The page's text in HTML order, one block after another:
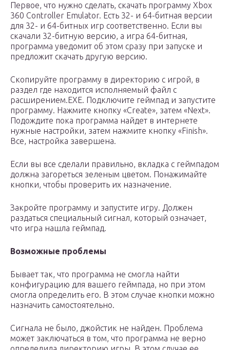
Первое, что нужно сделать, скачать программу Xbox
360 Controller Emulator. Есть 32- и 64-битная версии
для 32- и 64-битных игр соответственно. Если вы
скачали 32-битную версию, а игра 64-битная,
программа уведомит об этом сразу при запуске и
предложит скачать другую версию.
Скопируйте программу в директорию с игрой, в
раздел где находится исполняемый файл с
расширением.EXE. Подключите геймпад и запустите
программу. Нажмите кнопку «Create», затем «Next».
Подождите пока программа найдет в интернете
нужные настройки, затем нажмите кнопку «Finish».
Все, настройка завершена.
Если вы все сделали правильно, вкладка с геймпадом
должна загореться зеленым цветом. Понажимайте
кнопки, чтобы проверить их назначение.
Закройте программу и запустите игру. Должен
раздаться специальный сигнал, который означает,
что игра нашла геймпад.
Возможные проблемы
Бывает так, что программа не смогла найти
конфигурацию для вашего геймпада, но при этом
смогла определить его. В этом случае кнопки можно
назначить самостоятельно.
Сигнала не было, джойстик не найден. Проблема
может заключаться в том, что программа не верно